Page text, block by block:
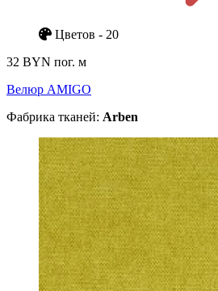
Цветов - 20
32 BYN пог. м
Велюр AMIGO
Фабрика тканей: Arben